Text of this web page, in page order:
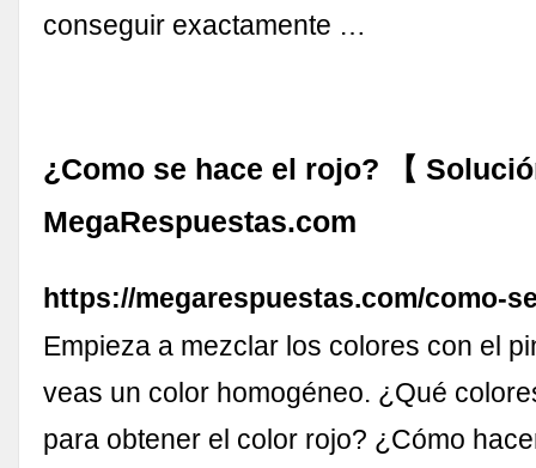
conseguir exactamente …
¿Como se hace el rojo? 【
MegaRespuestas.com
https://megarespuestas.com/como-
Empieza a mezclar los colores con el
veas un color homogéneo. ¿Qué
para obtener el color rojo? ¿Cómo